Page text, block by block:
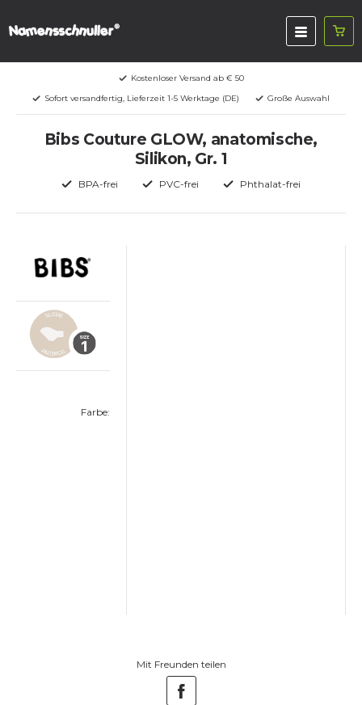
Kostenloser Versand ab € 50
Sofort versandfertig, Lieferzeit 1-5 Werktage (DE)
Große Auswahl
Bibs Couture GLOW, anatomische,
Silikon, Gr. 1
BPA-frei PVC-frei Phthalat-frei
Farbe:
Mit Freunden teilen